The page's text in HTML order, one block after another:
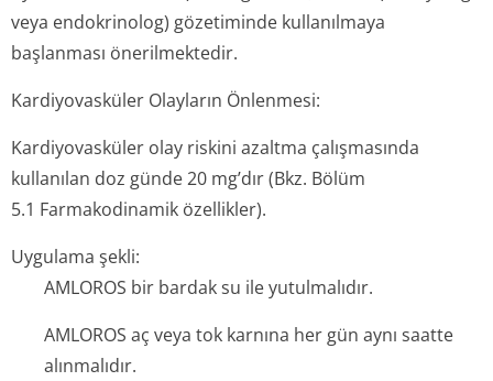
veya endokrinolog) gözetiminde kullanılmaya
başlanması önerilmektedir.
Kardiyovasküler Olayların Önlenmesi:
Kardiyovasküler olay riskini azaltma çalışmasında
kullanılan doz günde 20 mg’dır (Bkz. Bölüm
5.1 Farmakodinamik özellikler).
Uygulama şekli:
AMLOROS bir bardak su ile yutulmalıdır.
AMLOROS aç veya tok karnına her gün aynı saatte
alınmalıdır.